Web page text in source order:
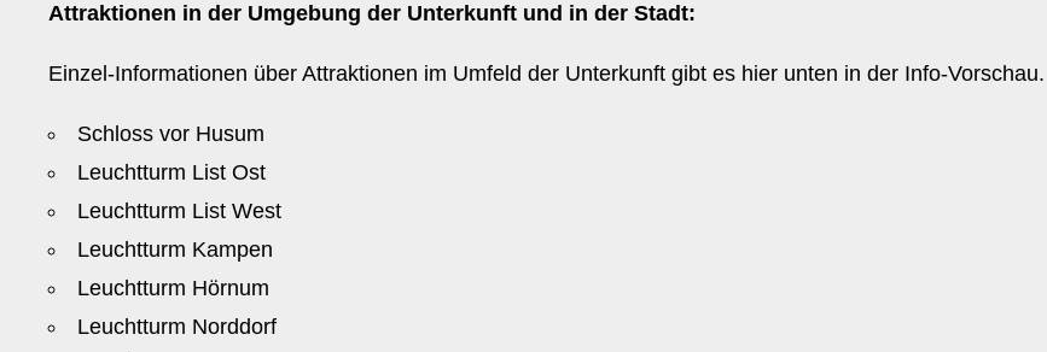
Attraktionen in der Umgebung der Unterkunft und in der Stadt:
Einzel-Informationen über Attraktionen im Umfeld der Unterkunft gibt es hier unten in der Info-Vorschau.
Schloss vor Husum
Leuchtturm List Ost
Leuchtturm List West
Leuchtturm Kampen
Leuchtturm Hörnum
Leuchtturm Norddorf